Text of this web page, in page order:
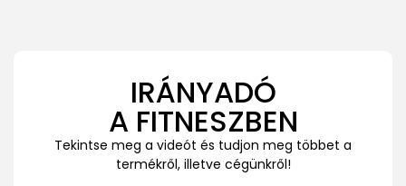
IRÁNYADÓ
A FITNESZBEN
Tekintse meg a videót és tudjon meg többet a
termékről, illetve cégünkről!